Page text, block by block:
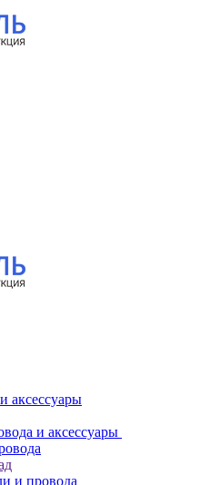
аксессуары
и аксессуары
и провода